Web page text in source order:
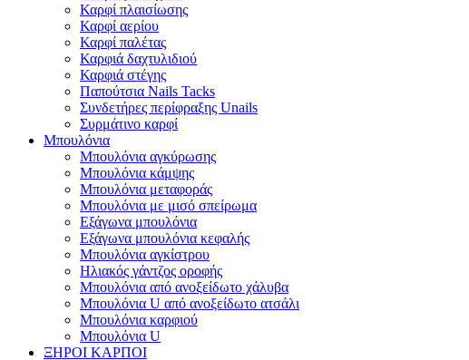
Καρφί πλαισίωσης
Καρφί αερίου
Καρφί παλέτας
Καρφιά δαχτυλιδιού
Καρφιά στέγης
Παπούτσια Nails Tacks
Συνδετήρες περίφραξης Unails
Συρμάτινο καρφί
Μπουλόνια
Μπουλόνια αγκύρωσης
Μπουλόνια κάμψης
Μπουλόνια μεταφοράς
Μπουλόνια με μισό σπείρωμα
Εξάγωνα μπουλόνια
Εξάγωνα μπουλόνια κεφαλής
Μπουλόνια αγκίστρου
Ηλιακός γάντζος οροφής
Μπουλόνια από ανοξείδωτο χάλυβα
Μπουλόνια U από ανοξείδωτο ατσάλι
Μπουλόνια καρφιού
Μπουλόνια U
ΞΗΡΟΙ ΚΑΡΠΟΙ